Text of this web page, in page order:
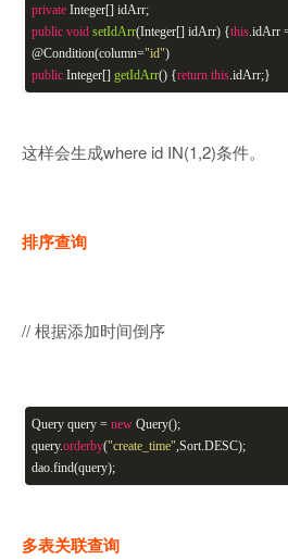
privateInteger[] idArr;
public void setIdArr(Integer[] idArr) {this.idArr
@Condition(column="id")
publicInteger[] getIdArr() {return this.idArr;}
这样会生成where id IN(1,2)条件。
排序查询
// 根据添加时间倒序
Query query = newQuery();
query.orderby("create_time" ,Sort.DESC);
dao.find(query);
多表关联查询